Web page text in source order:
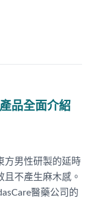
品全面介紹
方男性研製的延時
不產生麻木感。
醫藥公司的